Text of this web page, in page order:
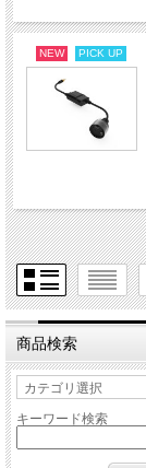
NEW PICK UP
商品検索
キーワード検索